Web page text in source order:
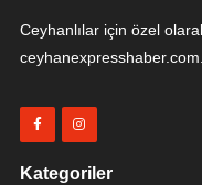
Ceyhanlılar için özel
Kategoriler